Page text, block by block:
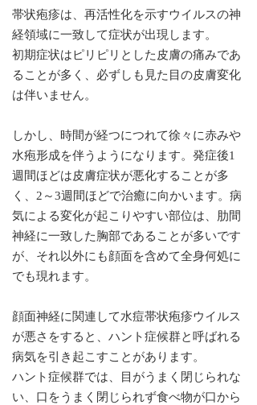
帯状疱疹は、再活性化を示すウイルスの神
経領域に一致して症状が出現します。
初期症状はピリピリとした皮膚の痛みであ
ることが多く、必ずしも見た目の皮膚変化
は伴いません。
しかし、時間が経つにつれて徐々に赤みや
水疱形成を伴うようになります。発症後1
週間ほどは皮膚症状が悪化することが多
く、2～3週間ほどで治癒に向かいます。病
気による変化が起こりやすい部位は、肋間
神経に一致した胸部であることが多いです
が、それ以外にも顔面を含めて全身何処に
でも現れます。
顔面神経に関連して水痘帯状疱疹ウイルス
が悪さをすると、ハント症候群と呼ばれる
病気を引き起こすことがあります。
ハント症候群では、目がうまく閉じられな
い、口をうまく閉じられず食べ物が口から